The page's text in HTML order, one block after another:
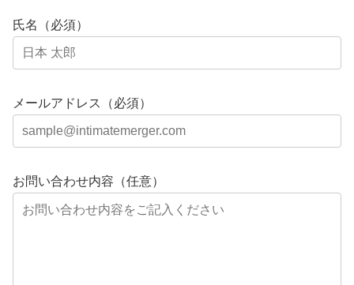
氏名（必須）
メールアドレス（必須）
お問い合わせ内容（任意）